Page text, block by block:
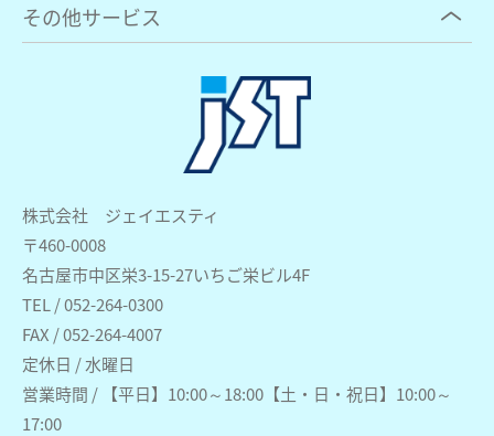
株式会社 ジェイエスティ
〒460-0008
名古屋市中区栄3-15-27いちご栄ビル4F
TEL / 052-264-0300
FAX / 052-264-4007
定休日 / 水曜日
営業時間 / 【平日】10:00～18:00【土・日・祝日】10:00～
17:00
その他サービス